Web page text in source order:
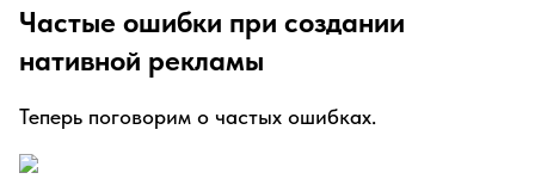
Частые ошибки при создании
нативной рекламы
Теперь поговорим о частых ошибках.